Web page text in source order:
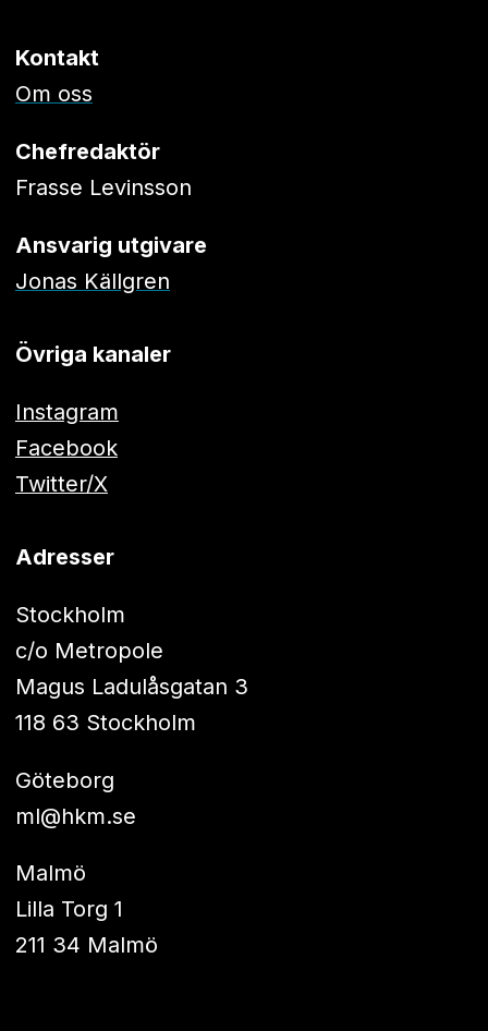
Kontakt
Om oss
Chefredaktör
Frasse Levinsson
Ansvarig utgivare
Jonas Källgren
Övriga kanaler
Instagram
Facebook
Twitter/X
Adresser
Stockholm
c/o Metropole
Magus Ladulåsgatan 3
118 63 Stockholm
Göteborg
ml@hkm.se
Malmö
Lilla Torg 1
211 34 Malmö